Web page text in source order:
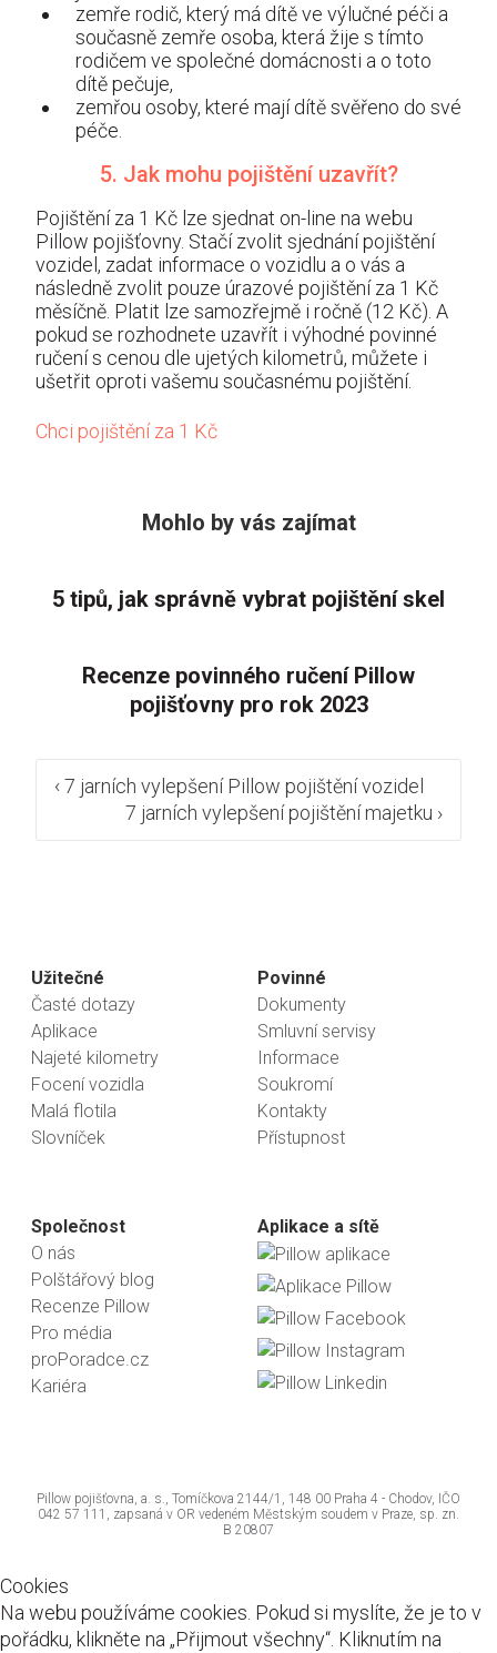
zemře rodič, který má dítě ve výlučné péči a
současně zemře osoba, která žije s tímto
rodičem ve společné domácnosti a o toto
dítě pečuje,
zemřou osoby, které mají dítě svěřeno do své
péče.
5. Jak mohu pojištění uzavřít?
Pojištění za 1 Kč lze sjednat on-line na webu
Pillow pojišťovny. Stačí zvolit sjednání pojištění
vozidel, zadat informace o vozidlu a o vás a
následně zvolit pouze úrazové pojištění za 1 Kč
měsíčně. Platit lze samozřejmě i ročně (12 Kč). A
pokud se rozhodnete uzavřít i výhodné povinné
ručení s cenou dle ujetých kilometrů, můžete i
ušetřit oproti vašemu současnému pojištění.
Chci pojištění za 1 Kč
Mohlo by vás zajímat
5 tipů, jak správně vybrat pojištění skel
Recenze povinného ručení Pillow
pojišťovny pro rok 2023
Post
navigation
‹7 jarních vylepšení Pillow pojištění vozidel
7 jarních vylepšení pojištění majetku ›
Užitečné
Časté dotazy
Aplikace
Najeté kilometry
Focení vozidla
Malá flotila
Slovníček
Povinné
Dokumenty
Smluvní servisy
Informace
Soukromí
Kontakty
Přístupnost
Společnost
O nás
Polštářový blog
Recenze Pillow
Pro média
proPoradce.cz
Kariéra
Aplikace a sítě
Pillow pojišťovna, a. s., Tomíčkova 2144/1, 148 00 Praha 4 - Chodov, IČO
042 57 111, zapsaná v OR vedeném Městským soudem v Praze, sp. zn.
B 20807
Cookies
Na webu používáme cookies. Pokud si myslíte, že je to v
pořádku, klikněte na „Přijmout všechny“. Kliknutím na